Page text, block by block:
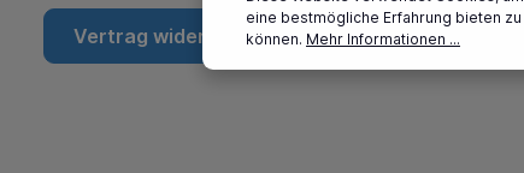
Vertrag widerrufen
eine bestmögliche Erfahrung bieten zu
können. Mehr Informationen ...